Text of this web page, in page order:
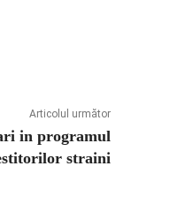
Articolul următor
in programul
straini